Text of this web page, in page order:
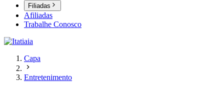
Filiadas
Afiliadas
Trabalhe Conosco
Capa
Entretenimento